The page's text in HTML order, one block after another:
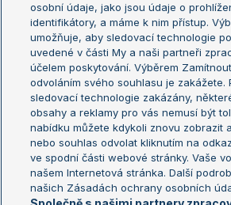
Žebříček WTA (ženy)
Sázkařský žebříček
French Open
Wimbledon
US Open
Turnaj mistrů
Turnaj mistryň
Aktualní trendy
Fotbalové přestupy
Livesport Daily
LS Prague Open
osobní údaje, jako jsou údaje o
identifikátory, a máme k nim přístup.
umožňuje, aby sledovací technologie
uvedené v části My a naši partneři
účelem poskytování. Výběrem
odvoláním svého souhlasu je zakážete.
sledovací technologie zakázány,
obsahy a reklamy pro vás nemusí být
nabídku můžete kdykoli znovu zobrazit
nebo souhlas odvolat kliknutím na
ve spodní části webové stránky. Vaše
našem Internetová stránka. Další
našich Zásadách ochrany osobních